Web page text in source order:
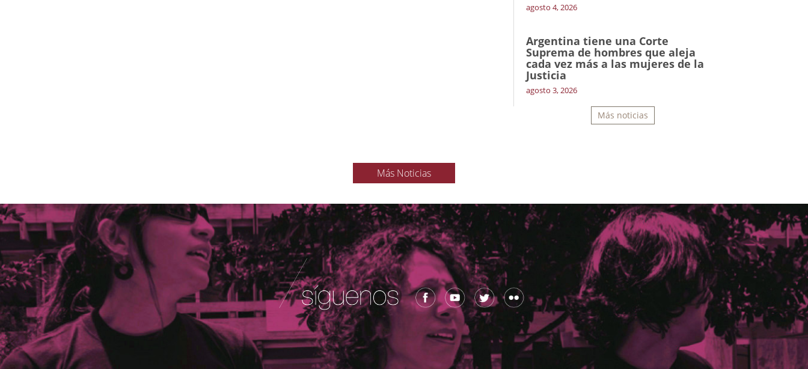
agosto 4, 2026
Argentina tiene una Corte
Suprema de hombres que aleja
cada vez más a las mujeres de la
Justicia
agosto 3, 2026
Más noticias
Más Noticias